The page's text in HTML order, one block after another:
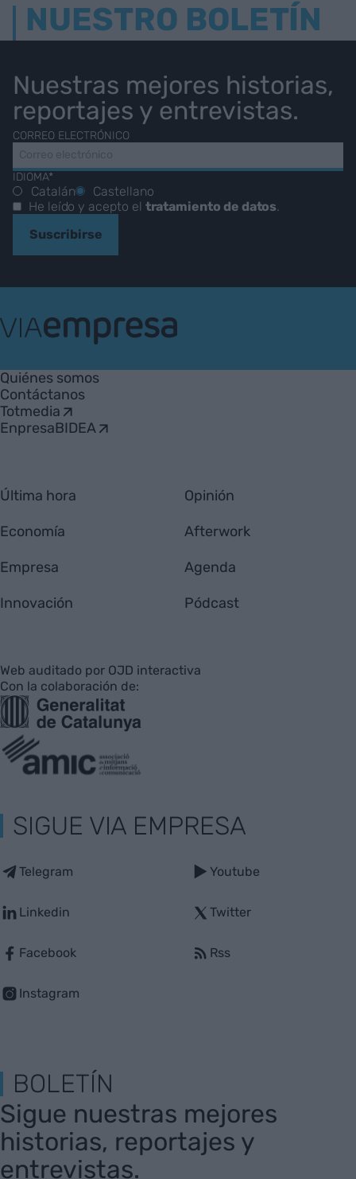
NUESTRO BOLETÍN
Nuestras mejores historias,
reportajes y entrevistas.
CORREO ELECTRÓNICO
IDIOMA*
Catalán
Castellano
He leído y acepto el tratamiento de datos.
Suscribirse
Empresa
Quiénes somos
Contáctanos
Totmedia
EnpresaBIDEA
Última hora
Economía
Empresa
Innovación
Opinión
Afterwork
Agenda
Pódcast
Web auditado por OJD interactiva
Con la colaboración de:
SIGUE VIA EMPRESA
Telegram
Linkedin
Facebook
Instagram
Youtube
Twitter
Rss
BOLETÍN
Sigue nuestras mejores
historias, reportajes y
entrevistas.